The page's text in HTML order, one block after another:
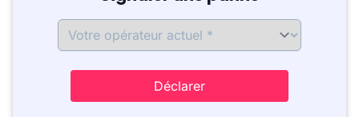
Déclarer